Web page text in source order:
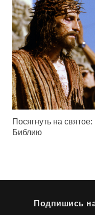
Посягнуть на
Библию
Подпишись